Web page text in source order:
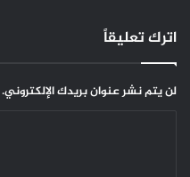
اترك تعليقاً
لن يتم نشر عنوان بريدك الإلكتروني.